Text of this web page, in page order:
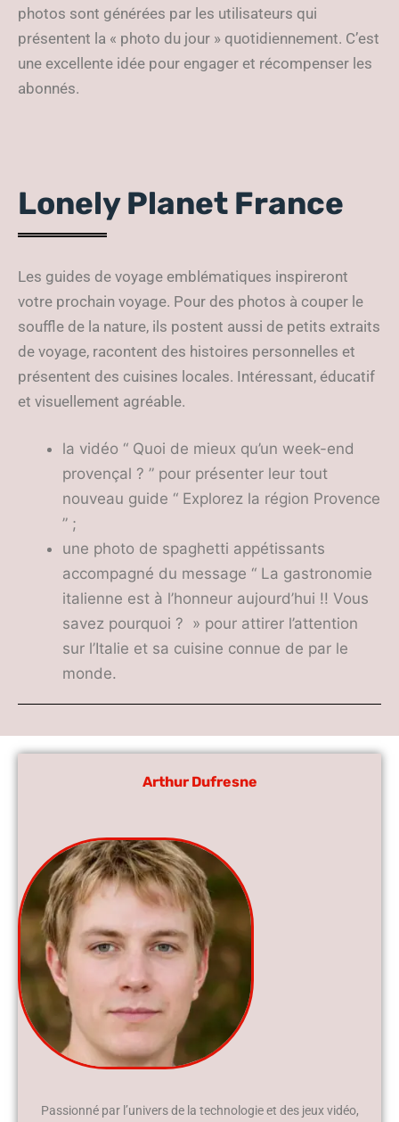
photos sont générées par les utilisateurs qui
présentent la « photo du jour » quotidiennement. C’est
une excellente idée pour engager et récompenser les
abonnés.
Lonely Planet France
Les guides de voyage emblématiques inspireront
votre prochain voyage. Pour des photos à couper le
souffle de la nature, ils postent aussi de petits extraits
de voyage, racontent des histoires personnelles et
présentent des cuisines locales. Intéressant, éducatif
et visuellement agréable.
la vidéo “ Quoi de mieux qu’un week-end
provençal ? ” pour présenter leur tout
nouveau guide “ Explorez la région Provence
” ;
une photo de spaghetti appétissants
accompagné du message “ La gastronomie
italienne est à l’honneur aujourd’hui !! Vous
savez pourquoi ? » pour attirer l’attention
sur l’Italie et sa cuisine connue de par le
monde.
Arthur Dufresne
Passionné par l’univers de la technologie et des jeux vidéo,